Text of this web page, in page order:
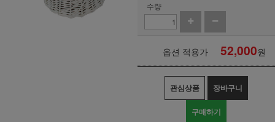
수량
옵션 적용가 52,000원
관심상품 장바구니
구매하기